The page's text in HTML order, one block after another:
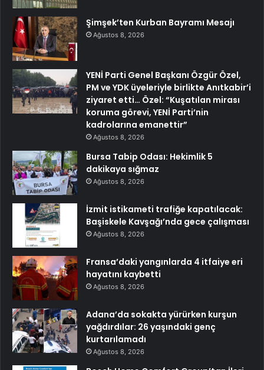
Şimşek’ten Kurban Bayramı Mesajı
Ağustos 8, 2026
YENİ Parti Genel Başkanı Özgür Özel,
PM ve YDK üyeleriyle birlikte Anıtkabir’i
ziyaret etti… Özel: “Kuşatılan mirası
koruma görevi, YENİ Parti’nin
kadrolarına emanettir”
Ağustos 8, 2026
Bursa Tabip Odası: Hekimlik 5
dakikaya sığmaz
Ağustos 8, 2026
İzmit istikameti trafiğe kapatılacak:
Başiskele Kavşağı’nda gece çalışması
Ağustos 8, 2026
Fransa’daki yangınlarda 4 itfaiye eri
hayatını kaybetti
Ağustos 8, 2026
Adana’da sokakta yürürken kurşun
yağdırdılar: 26 yaşındaki genç
kurtarılamadı
Ağustos 8, 2026